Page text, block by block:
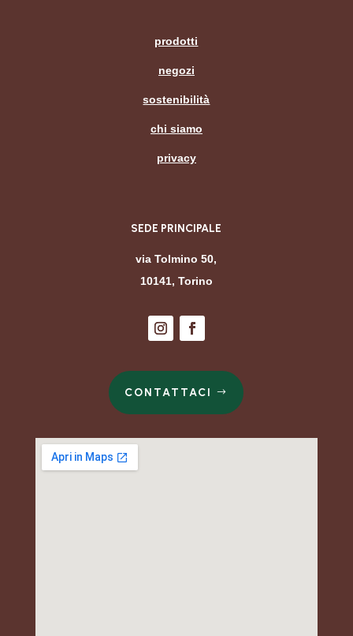
prodotti
negozi
sostenibilità
chi siamo
privacy
SEDE PRINCIPALE
via Tolmino 50,
10141, Torino
CONTATTACI